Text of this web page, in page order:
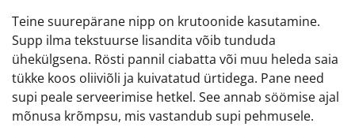
Teine suurepärane nipp on krutoonide kasutamine.
Supp ilma tekstuurse lisandita võib tunduda
ühekülgsena. Rösti pannil ciabatta või muu heleda saia
tükke koos oliiviõli ja kuivatatud ürtidega. Pane need
supi peale serveerimise hetkel. See annab söömise ajal
mõnusa krõmpsu, mis vastandub supi pehmusele.